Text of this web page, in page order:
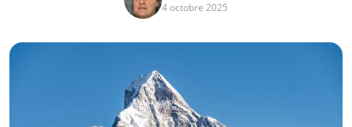
4 octobre 2025